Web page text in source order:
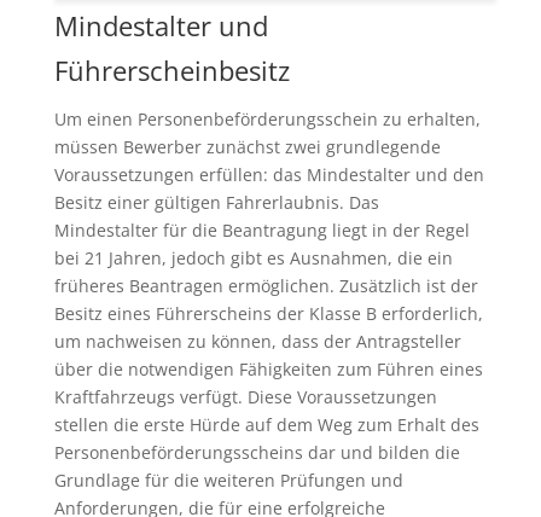
Mindestalter und
Führerscheinbesitz
Um einen Personenbeförderungsschein zu erhalten,
müssen Bewerber zunächst zwei grundlegende
Voraussetzungen erfüllen: das Mindestalter und den
Besitz einer gültigen Fahrerlaubnis. Das
Mindestalter für die Beantragung liegt in der Regel
bei 21 Jahren, jedoch gibt es Ausnahmen, die ein
früheres Beantragen ermöglichen. Zusätzlich ist der
Besitz eines Führerscheins der Klasse B erforderlich,
um nachweisen zu können, dass der Antragsteller
über die notwendigen Fähigkeiten zum Führen eines
Kraftfahrzeugs verfügt. Diese Voraussetzungen
stellen die erste Hürde auf dem Weg zum Erhalt des
Personenbeförderungsscheins dar und bilden die
Grundlage für die weiteren Prüfungen und
Anforderungen, die für eine erfolgreiche